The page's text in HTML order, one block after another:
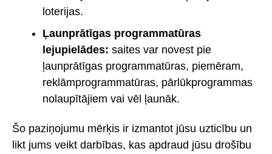
loterijas.
Ļaunprātīgas programmatūras
lejupielādes: saites var novest pie
ļaunprātīgas programmatūras, piemēram,
reklāmprogrammatūras, pārlūkprogrammas
nolaupītājiem vai vēl ļaunāk.
Šo paziņojumu mērķis ir izmantot jūsu uzticību un
likt jums veikt darbības, kas apdraud jūsu drošību